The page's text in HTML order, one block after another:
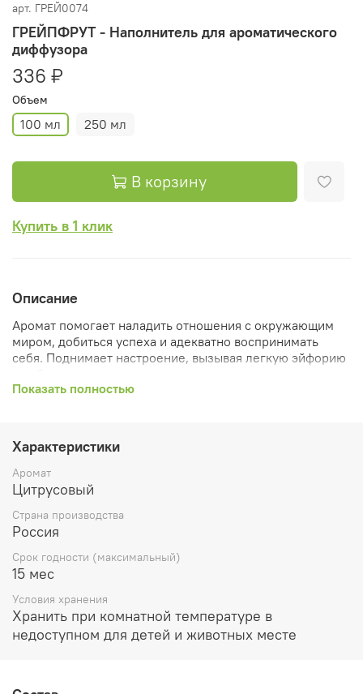
арт. ГРЕЙ0074
ГРЕЙПФРУТ - Наполнитель для ароматического
диффузора
336 ₽
Объем
100 мл 250 мл
В корзину
Купить в 1 клик
Описание
Аромат помогает наладить отношения с окружающим
миром, добиться успеха и адекватно воспринимать
себя. Поднимает настроение, вызывая легкую эйфорию
злости.
последствиями стресса. Воздействие аромата
направлено на повышение умственной активности, в
том числе оно эффективно позволяет избавиться от
утренней сонливости.
Аромат высокой насыщенности, который заполнит
Налейте необходимое кол-во жидкости в диффузор,
фиброволокна палочки.
Дайте время, пока палочки полностью пропитаются
Показать полностью
Характеристики
Аромат
Цитрусовый
Страна производства
Россия
Срок годности (максимальный)
15 мес
Условия хранения
Хранить при комнатной температуре в
недоступном для детей и животных месте